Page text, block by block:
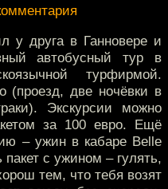
у друга в Ганновере и
автобусный тур в
турфирмой.
(проезд, две ночёвки в
Экскурсии можно
за 100 евро. Ещё
– ужин в кабаре Belle
с ужином – гулять,
тем, что тебя возят